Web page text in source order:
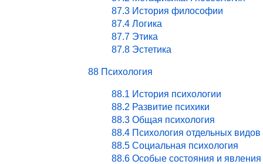
87.3 История философии
87.4 Логика
87.7 Этика
87.8 Эстетика
88 Психология
88.1 История психологии
88.2 Развитие психики
88.3 Общая психология
88.4 Психология отдельных
88.5 Социальная психология
88.6 Особые состояния и явления